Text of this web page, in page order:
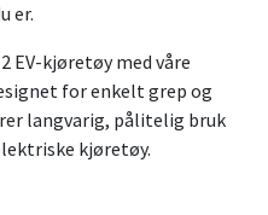
er.
EV-kjøretøy med våre
for enkelt grep og
langvarig, pålitelig bruk
kjøretøy.